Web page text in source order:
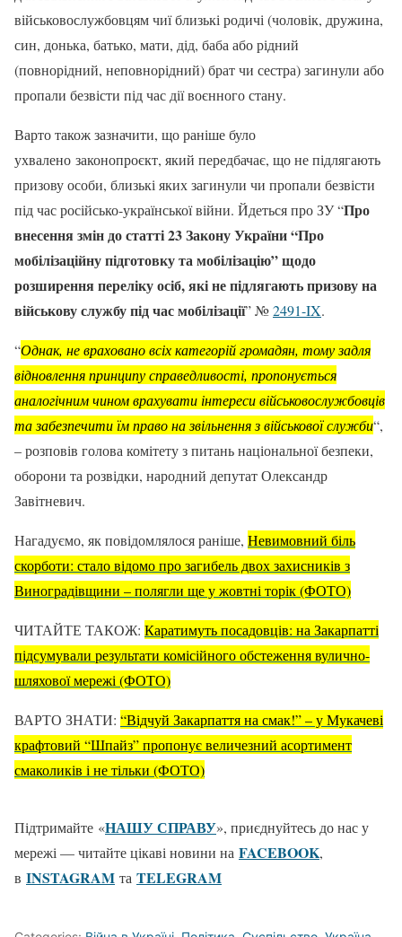
військовослужбовцям чиї близькі родичі (чоловік, дружина,
син, донька, батько, мати, дід, баба або рідний
(повнорідний, неповнорідний) брат чи сестра) загинули або
пропали безвісти під час дії воєнного стану.
Варто також зазначити, що раніше було
ухвалено законопроєкт, який передбачає, що не підлягають
призову особи, близькі яких загинули чи пропали безвісти
під час російсько-української війни. Йдеться про ЗУ “Про
внесення змін до статті 23 Закону України “Про
мобілізаційну підготовку та мобілізацію” щодо
розширення переліку осіб, які не підлягають призову на
військову службу під час мобілізації” №2491-IX.
“Однак, не враховано всіх категорій громадян, тому задля
відновлення принципу справедливості, пропонується
аналогічним чином врахувати інтереси військовослужбовців
та забезпечити їм право на звільнення з військової служби“,
– розповів голова комітету з питань національної безпеки,
оборони та розвідки, народний депутат Олександр
Завітневич.
Нагадуємо, як повідомлялося раніше, Невимовний біль
скорботи: стало відомо про загибель двох захисників з
Виноградівщини – полягли ще у жовтні торік (ФОТО)
ЧИТАЙТЕ ТАКОЖ: Каратимуть посадовців: на Закарпатті
підсумували результати комісійного обстеження вулично-
шляхової мережі (ФОТО)
ВАРТО ЗНАТИ: “Відчуй Закарпаття на смак!” – у Мукачеві
крафтовий “Шпайз” пропонує величезний асортимент
смаколиків і не тільки (ФОТО)
Підтримайте «НАШУ СПРАВУ», приєднуйтесь до нас у
мережі — читайте цікаві новини на FACEBOOK,
в ІNSTAGRAM та TELEGRAM